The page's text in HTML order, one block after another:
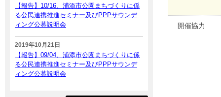
開催協力
【報告】10/16、浦添市公園まちづくりに係
る公民連携推進セミナー及びPPPサウンデ
ィング公募説明会
2019年10月21日
【報告】09/04、浦添市公園まちづくりに係
る公民連携推進セミナー及びPPPサウンデ
ィング公募説明会